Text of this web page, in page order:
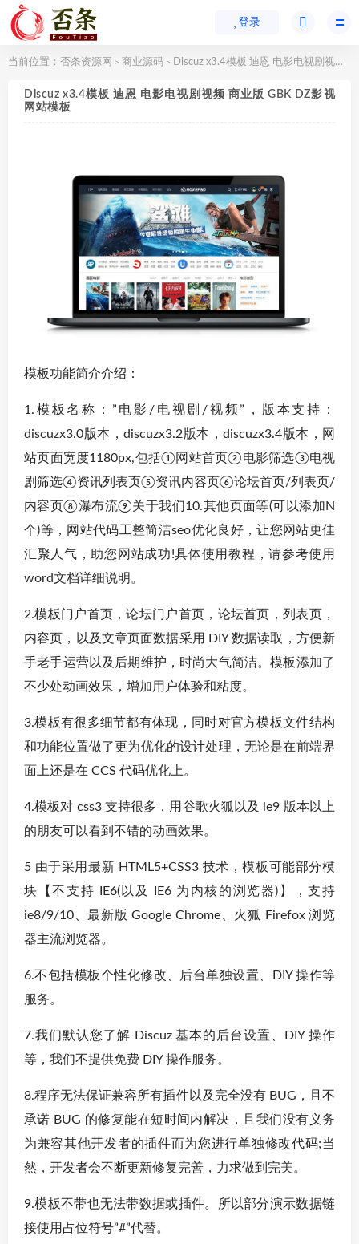
登录
当前位置： 否条资源网 > 商业源码 > Discuz x3.4模板 迪恩 电影电视剧视频 商业版 GBK DZ影视网站模板
Discuz x3.4模板 迪恩 电影电视剧视频 商业版 GBK DZ影视
网站模板
模板功能简介介绍：
1.模板名称：”电影/电视剧/视频”，版本支持：
discuzx3.0版本，discuzx3.2版本，discuzx3.4版本，网
站页面宽度1180px,包括①网站首页②电影筛选③电视
剧筛选④资讯列表页⑤资讯内容页⑥论坛首页/列表页/
内容页⑧瀑布流⑨关于我们10.其他页面等(可以添加N
个)等，网站代码工整简洁seo优化良好，让您网站更佳
汇聚人气，助您网站成功!具体使用教程，请参考使用
word文档详细说明。
2.模板门户首页，论坛门户首页，论坛首页，列表页，
内容页，以及文章页面数据采用 DIY 数据读取，方便新
手老手运营以及后期维护，时尚大气简洁。模板添加了
不少处动画效果，增加用户体验和粘度。
3.模板有很多细节都有体现，同时对官方模板文件结构
和功能位置做了更为优化的设计处理，无论是在前端界
面上还是在 CCS 代码优化上。
4.模板对 css3 支持很多，用谷歌火狐以及 ie9 版本以上
的朋友可以看到不错的动画效果。
5 由于采用最新 HTML5+CSS3 技术，模板可能部分模
块【不支持 IE6(以及 IE6 为内核的浏览器)】，支持
ie8/9/10、最新版 Google Chrome、火狐 Firefox 浏览
器主流浏览器。
6.不包括模板个性化修改、后台单独设置、DIY 操作等
服务。
7.我们默认您了解 Discuz 基本的后台设置、DIY 操作
等，我们不提供免费 DIY 操作服务。
8.程序无法保证兼容所有插件以及完全没有 BUG，且不
承诺 BUG 的修复能在短时间内解决，且我们没有义务
为兼容其他开发者的插件而为您进行单独修改代码;当
然，开发者会不断更新修复完善，力求做到完美。
9.模板不带也无法带数据或插件。所以部分演示数据链
接使用占位符号”#”代替。